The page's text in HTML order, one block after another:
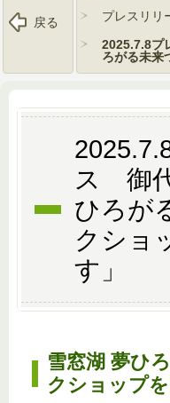
戻る
プレスリリ
2025.7.8プ
ろがる未来
ス 御
ひろが
クショ
す」
雪窓湖 夢ひ
クショップ